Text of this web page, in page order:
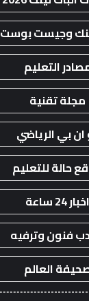
وجيست بوست
التعليم
مجلة تقنية
ان بي الرياضي
حالة للتعليم
اخبار 24 ساعة
فنون وترفيه
العالم